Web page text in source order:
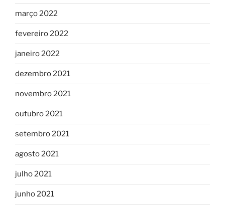
março 2022
fevereiro 2022
janeiro 2022
dezembro 2021
novembro 2021
outubro 2021
setembro 2021
agosto 2021
julho 2021
junho 2021